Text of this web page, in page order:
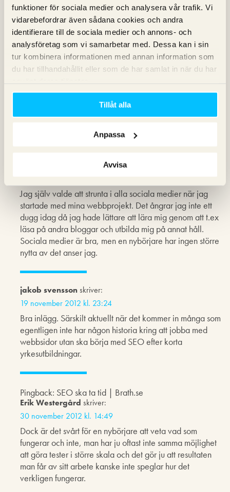
funktioner för sociala medier och analysera vår trafik. Vi
vidarebefordrar även sådana cookies och andra
identifierare till de sociala medier och annons- och
analysföretag som vi samarbetar med. Dessa kan i sin
tur kombinera informationen med annan information som
du har tillhandahållit eller som de har samlat in när du har
Tillåt alla
Anpassa
Avvisa
Jag köpte länkar på 50lappen.se och det gav resultat.
Vad tror ni om det? Jag vet att det kan vara farligt med
Magnus Bråth skriver:
Jag har inte koll på den aktuella tjänsten, om adressen
indikerar priset skulle jag nog fundera både en och två
gånger innan jag gjorde en sån investering. Billigt är inte
Jag själv valde att strunta i alla sociala medier när jag
startade med mina webbprojekt. Det ångrar jag inte ett
dugg idag då jag hade lättare att lära mig genom att t.ex
läsa på andra bloggar och utbilda mig på annat håll.
Sociala medier är bra, men en nybörjare har ingen större
nytta av det anser jag.
jakob svenssonskriver:
19 november 2012 kl. 23:24
Bra inlägg. Särskilt aktuellt när det kommer in många som
egentligen inte har någon historia kring att jobba med
webbsidor utan ska börja med SEO efter korta
yrkesutbildningar.
Pingback: SEO ska ta tid | Brath.se
Erik Westergård skriver:
30 november 2012 kl. 14:49
Dock är det svårt för en nybörjare att veta vad som
fungerar och inte, man har ju oftast inte samma möjlighet
att göra tester i större skala och det gör ju att resultaten
man får av sitt arbete kanske inte speglar hur det
verkligen fungerar.